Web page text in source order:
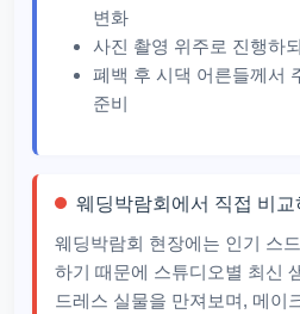
변화
사진 촬영 위주로 진행하
폐백 후 시댁 어른들께서
준비
웨딩박람회에서 직접 비교
웨딩박람회 현장에는 인기 스
하기 때문에 스튜디오별 최신
드레스 실물을 만져보며, 메이